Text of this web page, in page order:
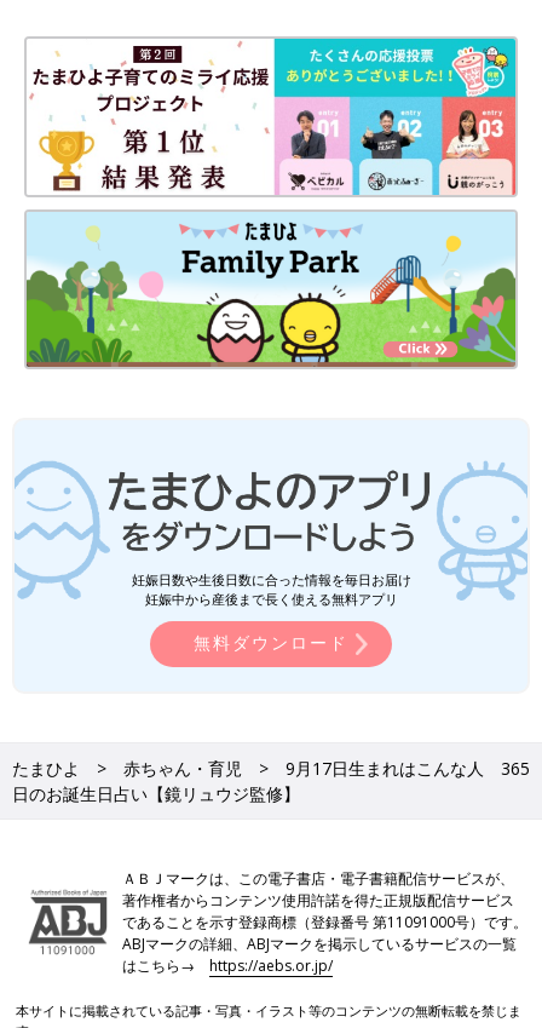
妊娠日数や生後日数に合った情報を毎日お届け
妊娠中から産後まで長く使える無料アプリ
無料ダウンロード
たまひよ 赤ちゃん・育児
9月17日生まれはこんな人 365
日のお誕生日占い【鏡リュウジ監修】
ＡＢＪマークは、この電子書店・電子書籍配信サービスが、
著作権者からコンテンツ使用許諾を得た正規版配信サービス
であることを示す登録商標（登録番号 第11091000号）です。
ABJマークの詳細、ABJマークを掲示しているサービスの一覧
はこちら→https://aebs.or.jp/
本サイトに掲載されている記事・写真・イラスト等のコンテンツの無断転載を禁じま